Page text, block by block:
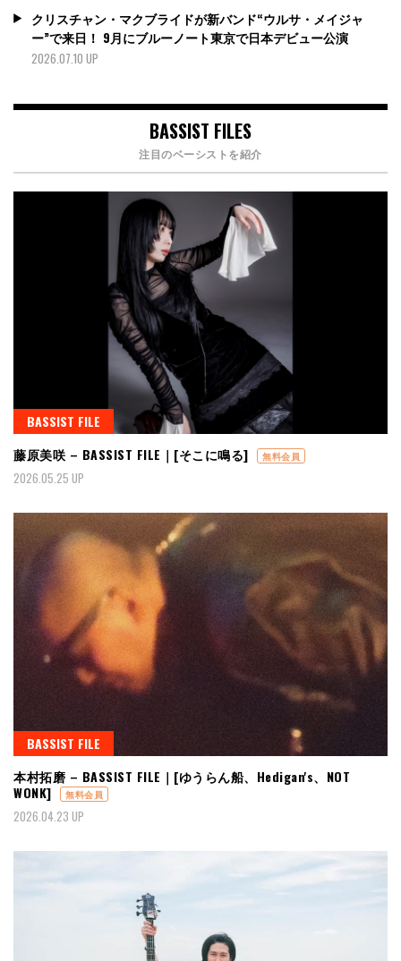
クリスチャン・マクブライドが新バンド“ウルサ・メイジャ
ー”で来日！ 9月にブルーノート東京で日本デビュー公演
2026.07.10 UP
BASSIST FILES
注目のベーシストを紹介
BASSIST FILE
藤原美咲 – BASSIST FILE｜[そこに鳴る]
無料会員
2026.05.25 UP
BASSIST FILE
本村拓磨 – BASSIST FILE｜[ゆうらん船、Hedigan's、NOT
WONK]
無料会員
2026.04.23 UP